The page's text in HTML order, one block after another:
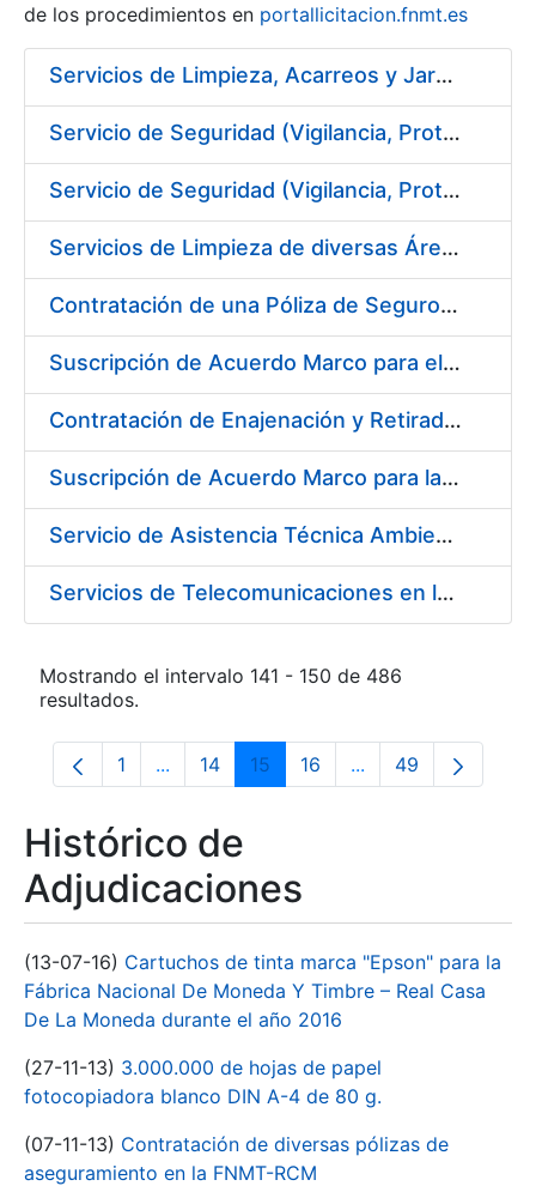
de los procedimientos en portallicitacion.fnmt.es
Servicios de Limpieza, Acarreos y Jardinería para la Fábrica Nacional de Moneda y Timbre – Real Casa de Moneda
Servicio de Seguridad (Vigilancia, Protección y Control) en los Centros de la FNMT-RCM en Madrid
Servicio de Seguridad (Vigilancia, Protección y Control) en los Centros de la FNMT-RCM en Burgos
Servicios de Limpieza de diversas Áreas y Edificios de la Fábrica, Servicio de Acarreo de Mobiliario y Enseres y Mantenimiento de las Zonas Ajardinadas, para la Fábrica de Papel de Burgos de la Fábrica Nacional de Moneda y Timbre – Real Casa de Moneda
Contratación de una Póliza de Seguro Colectivo de Asistencia Sanitaria
Suscripción de Acuerdo Marco para el Servicio de Visitas a Oficinas de Registro
Contratación de Enajenación y Retirada de Recortes Sobrantes y Desperdicios de Papel Impreso y No Impreso durante el año 2019
Suscripción de Acuerdo Marco para la Contratación de Fabricación de Piezas
Servicio de Asistencia Técnica Ambiental en la FNMT-RCM Burgos
Servicios de Telecomunicaciones en la Fábrica Nacional de Moneda y Timbre - Real Casa de la Moneda
Mostrando el intervalo 141 - 150 de 486
resultados.
Página
1 ...Páginas intermedias Use TAB para
Página
14 Página
15 Página
16 ...PáginasPágina
49
Histórico de
Adjudicaciones
(13-07-16) Cartuchos de tinta marca "Epson" para la
Fábrica Nacional De Moneda Y Timbre – Real Casa
De La Moneda durante el año 2016
(27-11-13) 3.000.000 de hojas de papel
fotocopiadora blanco DIN A-4 de 80 g.
(07-11-13) Contratación de diversas pólizas de
aseguramiento en la FNMT-RCM